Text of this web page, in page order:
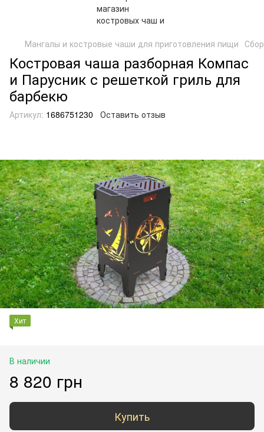
Мангалы и костровые чаши для приготовления пищи
Костровая чаша разборная Компас
и Парусник с решеткой гриль для
барбекю
Артикул: 1686751230 Оставить отзыв
Хит
В наличии
8 820 грн
Купить